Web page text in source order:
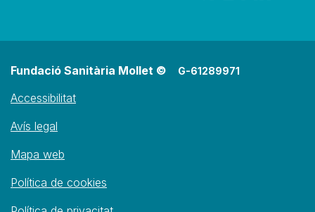
Fundació Sanitària Mollet © G-61289971
Accessibilitat
Avís legal
Mapa web
Política de cookies